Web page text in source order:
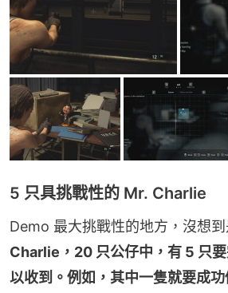
5 只具挑戰性的 Mr. Charlie
Demo 最大挑戰性的地方，沒想
Charlie，20 只公仔中，有 5 只
以收到。例如，其中一隻就要成